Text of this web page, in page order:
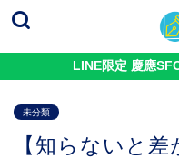
LINE限定 慶應
未分類
【知らないと